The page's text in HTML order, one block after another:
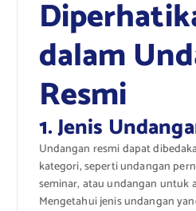
dalam
Resmi
1. Jenis
Undangan resmi dapat
kategori, seperti undangan
seminar, atau undangan untuk
Mengetahui jenis undangan